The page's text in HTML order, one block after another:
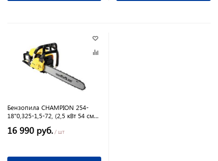
Бензопила CHAMPION 254-
18"0,325-1,5-72, (2,5 кВт 54 см3
Walbro 5,1кг)
16 990 руб. / шт